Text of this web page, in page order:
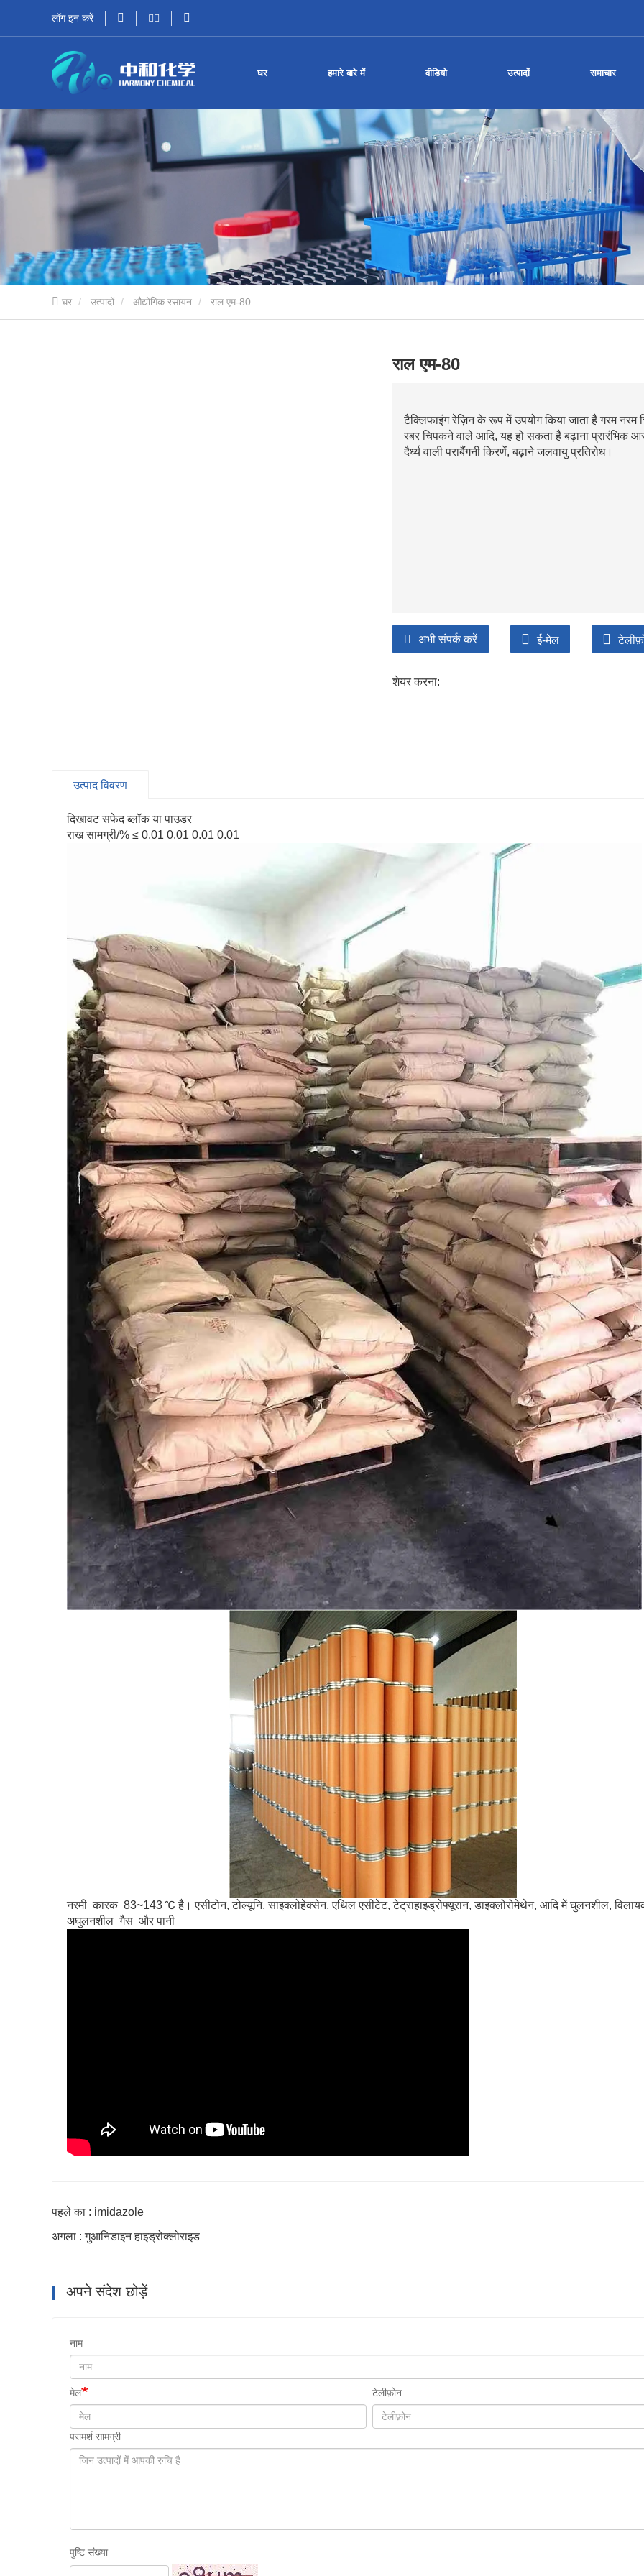
लॉग इन करें
घर हमारे बारे में वीडियो उत्पादों समाचार
घर उत्पादों औद्योगिक रसायन राल एम-80
राल एम-80
टैक्लिफाइंग रेज़िन के रूप में उपयोग किया जाता है गरम नरम
रबर चिपकने वाले आदि, यह हो सकता है बढ़ाना
दैर्ध्य वाली पराबैंगनी किरणें, बढ़ाने जलवायु प्रतिरोध।
अभी संपर्क करें ई-मेल
शेयर करना:
उत्पाद विवरण
दिखावट सफेद ब्लॉक या पाउडर
राख सामग्री/% ≤ 0.01 0.01 0.01 0.01
नरमी कारक 83~143 ℃ है। एसीटोन, टोल्यूनि, साइक्लोहेक्सेन, एथिल एसीटेट, टेट्राहाइड्रोफ्यूरान, डाइक्लोरोमेथेन, आदि में घुलनशील,
अघुलनशील गैस और पानी
पहले का : imidazole
अगला : गुआनिडाइन हाइड्रोक्लोराइड
अपने संदेश छोड़ें
नाम
मेल टेलीफ़ोन
परामर्श सामग्री
पुष्टि संख्या